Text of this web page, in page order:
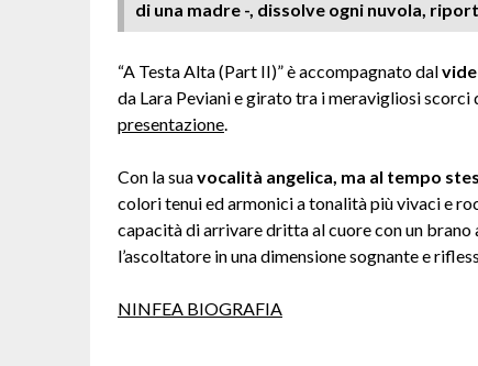
di una madre -, dissolve ogni nuvola,
“A Testa Alta (Part II)” è accompagnato dal
da Lara Peviani e girato tra i meravigliosi scorci
presentazione.
Con la suavocalità angelica, ma al tempo
colori tenui ed armonici a tonalità più vivaci e
capacità di arrivare dritta al cuore con un
l’ascoltatore in una dimensione sognante e
NINFEA BIOGRAFIA